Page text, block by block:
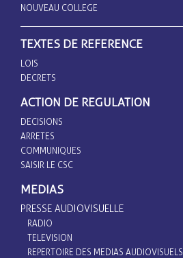
NOUVEAU COLLEGE
TEXTES DE REFERENCE
LOIS
DECRETS
ACTION DE REGULATION
DECISIONS
ARRETES
COMMUNIQUES
SAISIR LE CSC
MEDIAS
PRESSE AUDIOVISUELLE
RADIO
TELEVISION
REPERTOIRE DES MEDIAS AUDIOVISUELS